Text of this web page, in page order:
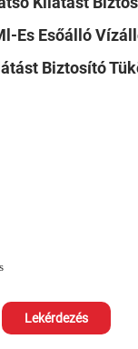
Es Esőálló
Biztosító
Lekérdezés